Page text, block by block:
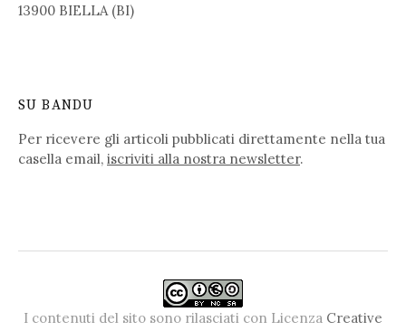
13900 BIELLA (BI)
SU BANDU
Per ricevere gli articoli pubblicati direttamente nella tua
casella email, iscriviti alla nostra newsletter.
I contenuti del sito sono rilasciati con Licenza Creative